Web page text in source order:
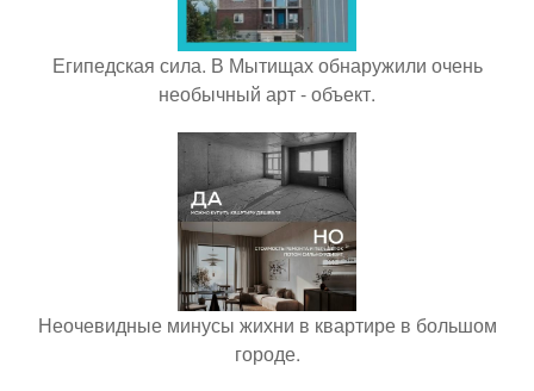
Египедская сила. В Мытищах обнаружили очень
необычный арт - объект.
Неочевидные минусы жихни в квартире в большом
городе.